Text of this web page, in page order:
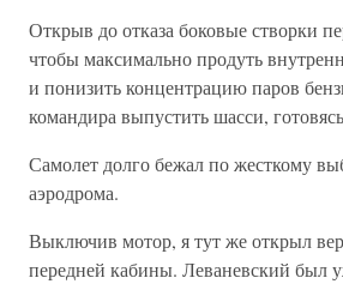
Открыв до отказа боковые створки
чтобы максимально продуть
и понизить концентрацию паров
командира выпустить шасси,
Самолет долго бежал по жесткому
аэродрома.
Выключив мотор, я тут же открыл
передней кабины. Леваневский был